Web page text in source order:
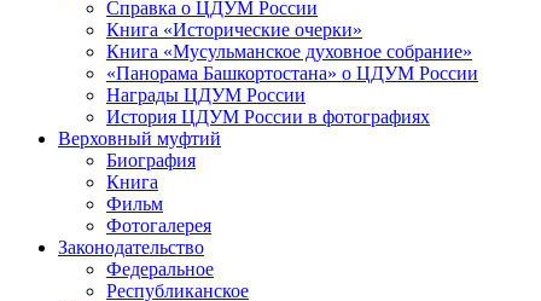
Справка о ЦДУМ России
Книга «Исторические очерки»
Книга «Мусульманское духовное собрание»
«Панорама Башкортостана» о ЦДУМ России
Награды ЦДУМ России
История ЦДУМ России в фотографиях
Верховный муфтий
Биография
Книга
Фильм
Фотогалерея
Законодательство
Федеральное
Республиканское